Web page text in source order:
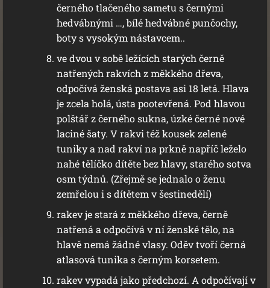
černého tlačeného sametu s černými
hedvábnými …, bílé hedvábné punčochy,
boty s vysokým nástavcem..
ve dvou v sobě ležících starých černě
natřených rakvích z měkkého dřeva,
odpočívá ženská postava asi 18 letá. Hlava
je zcela holá, ústa pootevřená. Pod hlavou
polštář z černého sukna, úzké černé nové
laciné šaty. V rakvi též kousek zelené
tuniky a nad rakví na prkně napříč leželo
nahé tělíčko dítěte bez hlavy, starého sotva
osm týdnů. (Zřejmě se jednalo o ženu
zemřelou i s dítětem v šestinedělí)
rakev je stará z měkkého dřeva, černě
natřená a odpočívá v ní ženské tělo, na
hlavě nemá žádné vlasy. Oděv tvoří černá
atlasová tunika s černým korsetem.
rakev vypadá jako předchozí. A odpočívají v